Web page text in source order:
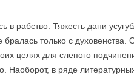
рабство. Тяжесть дани
только с духовенства.
целях для слепого
Наоборот, в ряде